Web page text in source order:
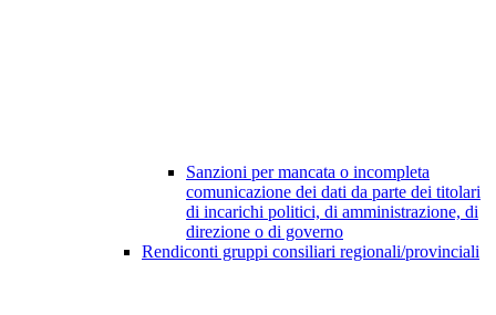
Sanzioni per mancata o incompleta
comunicazione dei dati da parte dei titolari
di incarichi politici, di amministrazione, di
direzione o di governo
Rendiconti gruppi consiliari regionali/provinciali